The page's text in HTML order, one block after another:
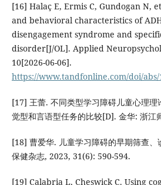
[16] Halaç E, Ermis C, Gundogan N,
and behavioral characteristics of
disengagement syndrome and
disorder[J/OL]. Applied
10[2026-06-06].
https://www.tandfonline.com/doi/abs/
[17] 王蕾. 不同类型学习障碍儿童心理
觉型和言语型任务的比较[D]. 金华: 浙江
[18] 曹爱华. 儿童学习障碍的早期筛查
保健杂志, 2023, 31(6): 590-594.
[19] Calabria L, Cheswick C. Using